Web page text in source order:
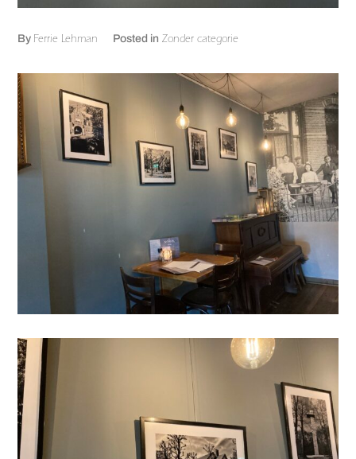
By Ferrie Lehman Posted in Zonder categorie